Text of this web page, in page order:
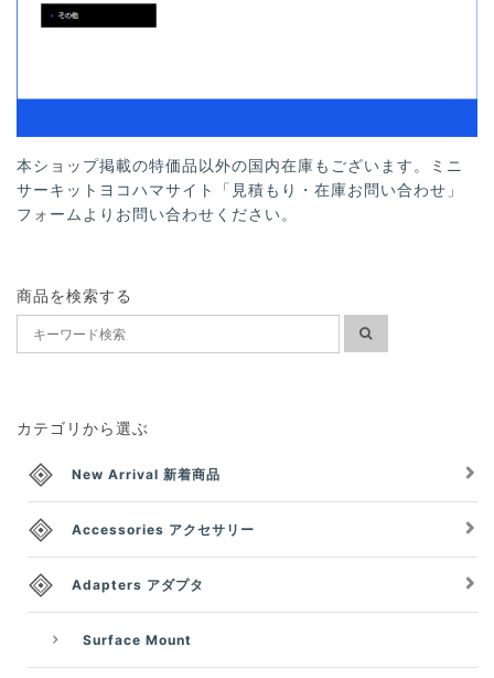
本ショップ掲載の特価品以外の国内在庫もございます。ミニ
サーキットヨコハマサイト「見積もり・在庫お問い合わせ」
フォームよりお問い合わせください。
商品を検索する
カテゴリから選ぶ
New Arrival 新着商品
Accessories アクセサリー
Adapters アダプタ
Surface Mount